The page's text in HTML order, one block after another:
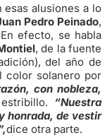
esas alusiones a lo
Pedro Peinado,
efecto, se habla
, de la fuente
del año de
color solanero por
con nobleza,
“Nuestra
honrada, de vestir
dice otra parte.